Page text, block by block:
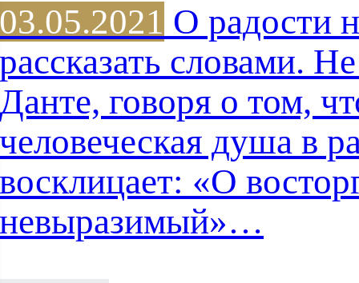
03.05.2021 О радости
рассказать словами.
Данте, говоря о том,
человеческая душа в
восклицает: «О
невыразимый»…